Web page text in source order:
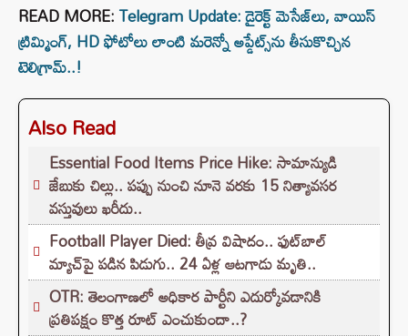
READ MORE:Telegram Update: డైరెక్ట్ మెసేజ్‌లు, వాయిస్
ట్రిమ్మింగ్, HD ఫోటోలు లాంటి మరెన్నో అప్డేట్స్‌ను తీసుకొచ్చిన
టెలిగ్రామ్..!
Also Read
Essential Food Items Price Hike: సామాన్యుడి
జేబుకు చిల్లు.. పప్పు నుంచి నూనె వరకు 15 నిత్యావసర
వస్తువులు ఖరీదు..
Football Player Died: తీవ్ర విషాదం.. ఫుట్‌బాల్
మ్యాచ్‌పై పడిన పిడుగు.. 24 ఏళ్ల ఆటగాడు మృతి..
OTR: తెలంగాణలో అధికార పార్టీని ఎదుర్కోవడానికి
ప్రతిపక్షం కొత్త రూట్‌ ఎంచుకుందా..?